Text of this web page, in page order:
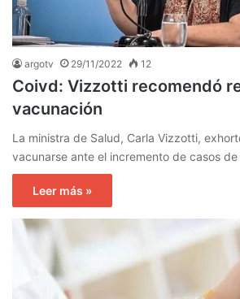
argotv 29/11/2022 12
Coivd: Vizzotti recomendó
vacunación
La ministra de Salud, Carla Vizzotti,
vacunarse ante el incremento de casos
Leer más »